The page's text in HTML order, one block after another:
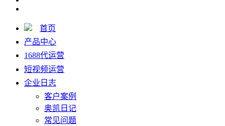
首页
产品中心
1688代运营
短视频运营
企业日志
客户案例
奥凯日记
常见问题